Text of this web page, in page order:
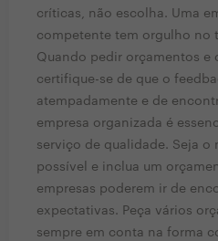
críticas, não escolha. Uma
competente tem orgulho no
Quando pedir orçamentos e
certifique-se de que o
atempadamente e de
empresa organizada é
serviço de qualidade. Seja o
possível e inclua um
empresas poderem ir de
expectativas. Peça vários
sempre em conta na forma